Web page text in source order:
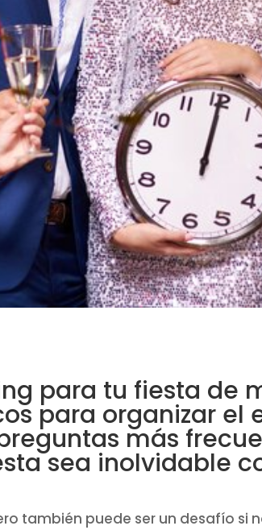
para tu fiesta de
para organizar el
más
sea inolvidable
también puede ser un desafío si